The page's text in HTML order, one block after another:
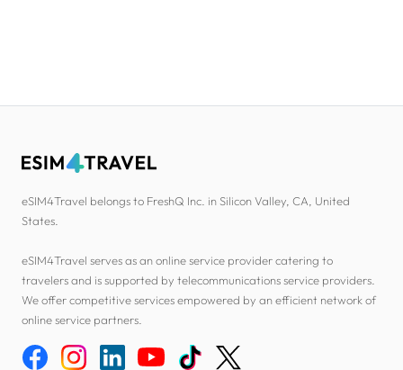
eSIM4Travel belongs to FreshQ Inc. in Silicon Valley, CA, United
States.
eSIM4Travel serves as an online service provider catering to
travelers and is supported by telecommunications service providers.
We offer competitive services empowered by an efficient network of
online service partners.